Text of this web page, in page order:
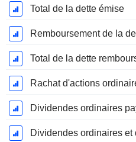
Total de la dette émise
Remboursement de la
Total de la dette
Rachat d'actions
Dividendes ordinaires
Dividendes ordinaires et